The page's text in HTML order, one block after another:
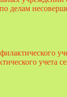
делам
учета